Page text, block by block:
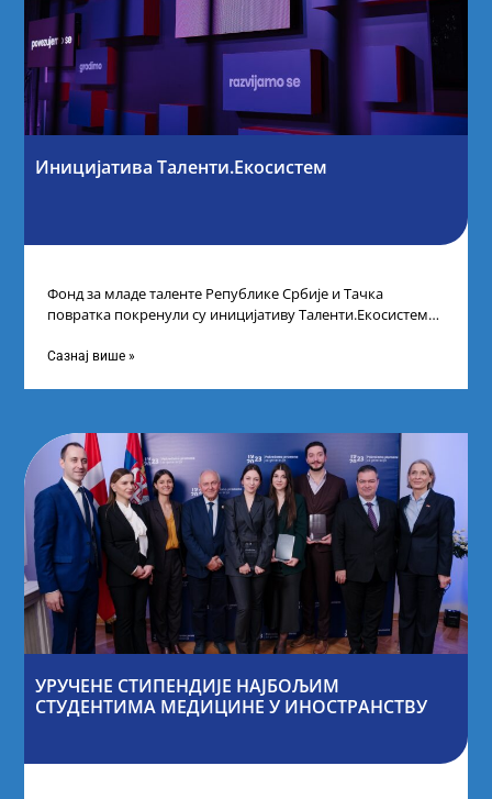
Иницијатива Таленти.Екосистем
Фонд за младе таленте Републике Србије и Тачка
повратка покренули су иницијативу Таленти.Екосистем.
Сазнај више »
УРУЧЕНЕ СТИПЕНДИЈЕ НАЈБОЉИМ
СТУДЕНТИМА МЕДИЦИНЕ У ИНОСТРАНСТВУ